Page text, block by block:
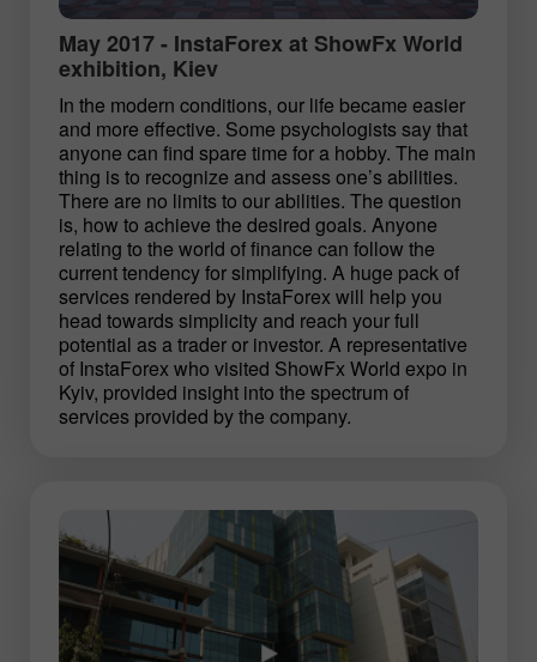
May 2017 - InstaForex at ShowFx World
exhibition, Kiev
In the modern conditions, our life became easier
and more effective. Some psychologists say that
anyone can find spare time for a hobby. The main
thing is to recognize and assess one’s abilities.
There are no limits to our abilities. The question
is, how to achieve the desired goals. Anyone
relating to the world of finance can follow the
current tendency for simplifying. A huge pack of
services rendered by InstaForex will help you
head towards simplicity and reach your full
potential as a trader or investor. A representative
of InstaForex who visited ShowFx World expo in
Kyiv, provided insight into the spectrum of
services provided by the company.